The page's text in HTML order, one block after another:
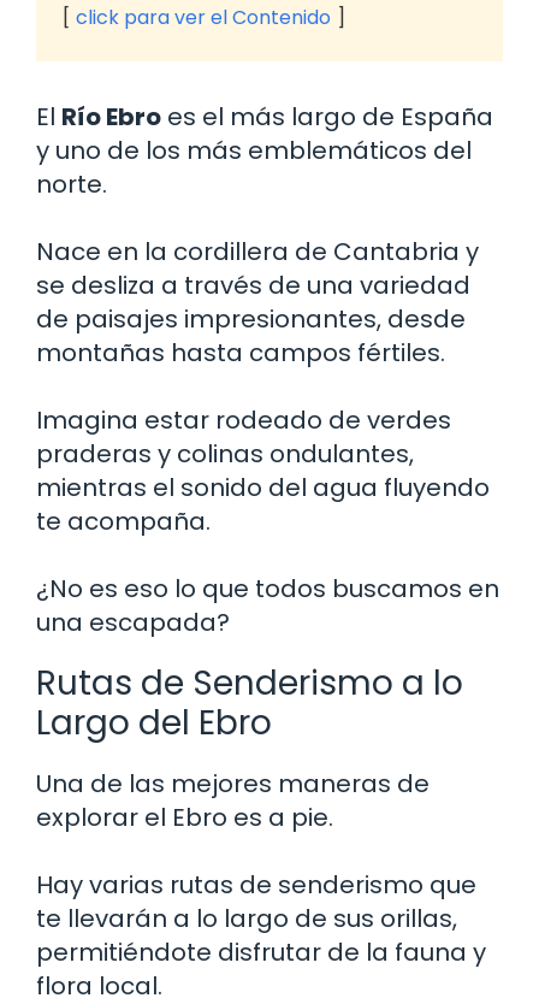
click para ver el Contenido
El Río Ebro es el más largo de España
y uno de los más emblemáticos del
norte.
Nace en la cordillera de Cantabria y
se desliza a través de una variedad
de paisajes impresionantes, desde
montañas hasta campos fértiles.
Imagina estar rodeado de verdes
praderas y colinas ondulantes,
mientras el sonido del agua fluyendo
te acompaña.
¿No es eso lo que todos buscamos en
una escapada?
Rutas de Senderismo a lo
Largo del Ebro
Una de las mejores maneras de
explorar el Ebro es a pie.
Hay varias rutas de senderismo que
te llevarán a lo largo de sus orillas,
permitiéndote disfrutar de la fauna y
flora local.